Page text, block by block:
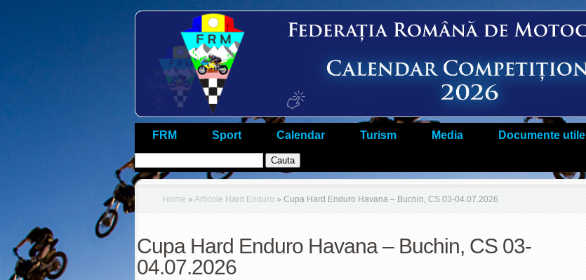
FRM Sport Calendar Turism Media Documente utile
Home » Articole Hard Enduro » Cupa Hard Enduro Havana – Buchin, CS 03-04.07.2026
Cupa Hard Enduro Havana – Buchin, CS 03-
04.07.2026